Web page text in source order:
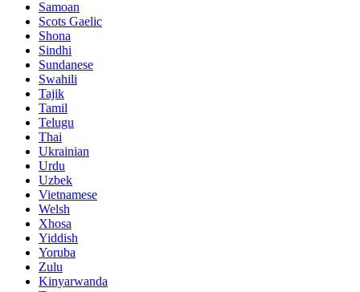
Samoan
Scots Gaelic
Shona
Sindhi
Sundanese
Swahili
Tajik
Tamil
Telugu
Thai
Ukrainian
Urdu
Uzbek
Vietnamese
Welsh
Xhosa
Yiddish
Yoruba
Zulu
Kinyarwanda